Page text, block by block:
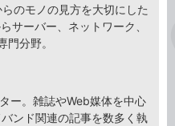
のモノの見方を大切にした
サーバー、ネットワーク、
分野。
ー。雑誌やWeb媒体を中心
ンド関連の記事を数多く執